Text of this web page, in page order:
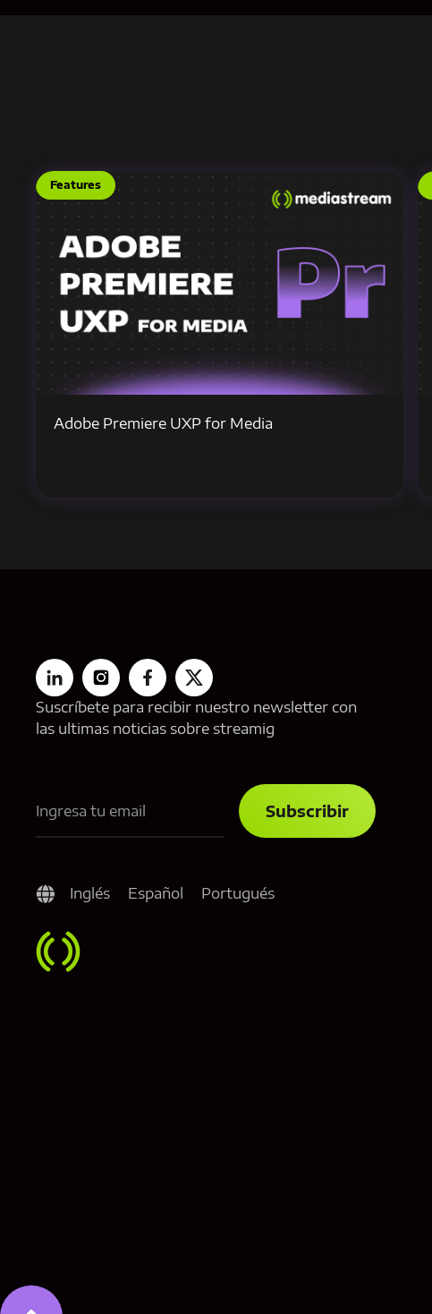
Features
Adobe Premiere UXP for Media
Suscríbete para recibir nuestro newsletter con
las ultimas noticias sobre streamig
Inglés Español Portugués